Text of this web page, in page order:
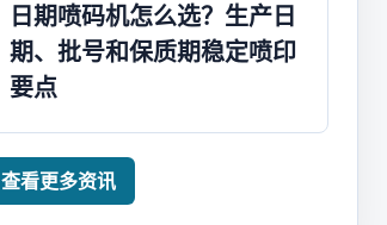
日期喷码机怎么选？生产日
期、批号和保质期稳定喷印
要点
查看更多资讯